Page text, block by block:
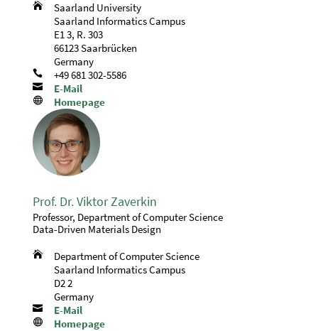

Saarland University
Saarland Informatics Campus
E1 3, R. 303
66123 Saarbrücken
Germany
 +49 681 302-5586
 E-Mail
 Homepage
Prof. Dr. Viktor Zaverkin
Professor, Department of Computer Science
Data-Driven Materials Design

Department of Computer Science
Saarland Informatics Campus
D2 2
Germany
 E-Mail
 Homepage